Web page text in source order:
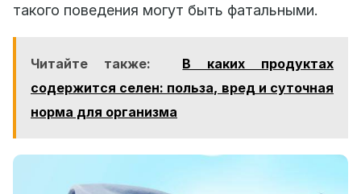
такого поведения могут быть фатальными.
Читайте также:
В каких продуктах
содержится селен: польза, вред и суточная
норма для организма